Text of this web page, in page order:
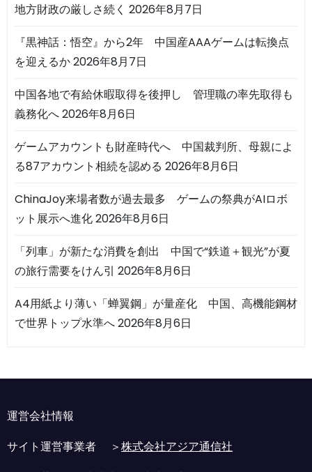
地方財政の厳しさ続く 2026年8月7日
『黒神話：悟空』から2年 中国産AAAゲームは転換点
を迎えるか2026年8月7日
中国各地で有給休暇取得を後押し 管理職の率先取得も
義務化へ2026年8月6日
ゲームアカウントも財産時代へ 中国裁判所、母親によ
る87アカウント相続を認める 2026年8月6日
ChinaJoy来場者数が過去最多 ゲームの祭典がAIロボ
ット展示へ進化2026年8月6日
「列車」が新たな消費を創出 中国で“鉄道＋観光”が夏
の旅行需要をけん引 2026年8月6日
A4用紙より薄い「蝉翼鋼」が量産化 中国、高機能鋼材
で世界トップ水準へ2026年8月6日
運営会社情報
サイト運営事業者 ＞株式会社アジア通信社